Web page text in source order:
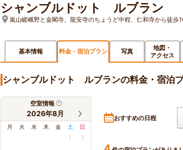
シャンブルドット ルブラン
嵐山嵯峨野と金閣寺、龍安寺のちょうど中程、仁和寺から徒歩
基本情報 料金・宿泊プラン 写真
地図・
アクセス
シャンブルドット ルブランの料金・宿泊
空室情報
2026年8月
月 火 水 木 金 土 日
1 2
おすすめの日程